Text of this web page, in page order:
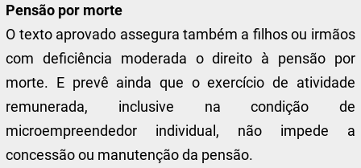
Pensão por morte
O texto aprovado assegura também a filhos ou irmãos
com deficiência moderada o direito à pensão por
morte. E prevê ainda que o exercício de atividade
remunerada, inclusive na condição de
microempreendedor individual, não impede a
concessão ou manutenção da pensão.